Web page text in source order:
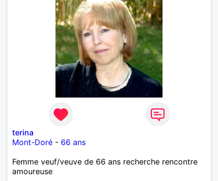
terina
Mont-Doré - 66 ans
Femme veuf/veuve de 66 ans recherche rencontre
amoureuse